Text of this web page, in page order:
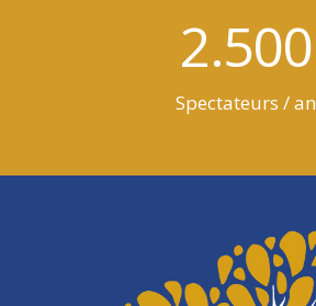
2.500
Spectateurs / an